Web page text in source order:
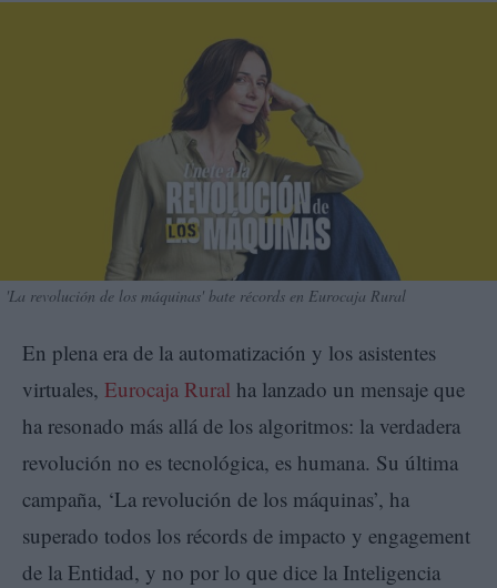
'La revolución de los máquinas' bate récords en Eurocaja Rural
En plena era de la automatización y los asistentes
virtuales, Eurocaja Rural ha lanzado un mensaje que
ha resonado más allá de los algoritmos: la verdadera
revolución no es tecnológica, es humana. Su última
campaña, ‘La revolución de los máquinas’, ha
superado todos los récords de impacto y engagement
de la Entidad, y no por lo que dice la Inteligencia